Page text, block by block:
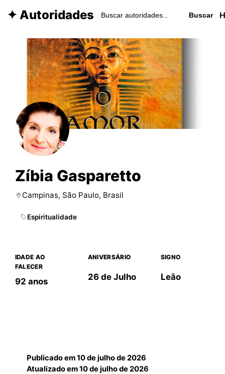
✦ Autoridades Buscar
Zíbia Gasparetto
Campinas, São Paulo, Brasil
Espiritualidade
IDADE AO
FALECER
92 anos
ANIVERSÁRIO
26 de Julho
SIGNO
Leão
Publicado em10 de julho de 2026
Atualizado em10 de julho de 2026